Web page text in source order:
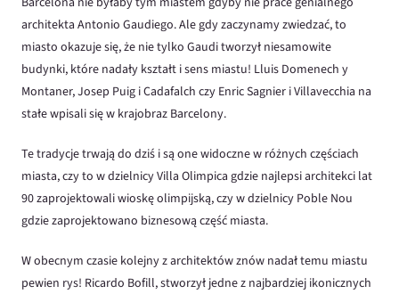
architekta Antonio Gaudiego. Ale gdy zaczynamy zwiedzać, to
miasto okazuje się, że nie tylko Gaudi tworzył niesamowite
budynki, które nadały kształt i sens miastu! Lluis Domenech y
Montaner, Josep Puig i Cadafalch czy Enric Sagnier i Villavecchia na
stałe wpisali się w krajobraz Barcelony.
Te tradycje trwają do dziś i są one widoczne w różnych częściach
miasta, czy to w dzielnicy Villa Olimpica gdzie najlepsi architekci lat
90 zaprojektowali wioskę olimpijską, czy w dzielnicy Poble Nou
gdzie zaprojektowano biznesową część miasta.
W obecnym czasie kolejny z architektów znów nadał temu miastu
pewien rys! Ricardo Bofill, stworzył jedne z najbardziej ikonicznych